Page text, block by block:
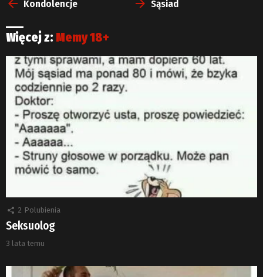
Kondolencje Sąsiad
Więcej z: Memy 18+
2 Polubienia
Seksuolog
3 lata temu